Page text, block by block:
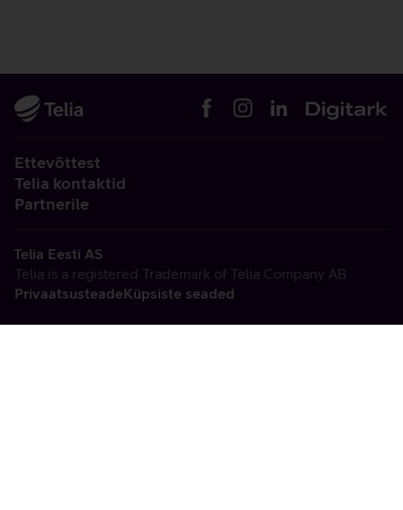
Ettevõttest
Telia kontaktid
Partnerile
Telia Eesti AS
Telia is a registered Trademark of Telia Company AB
PrivaatsusteadeKüpsiste seaded